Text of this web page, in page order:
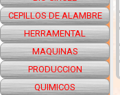
CEPILLOS DE ALAMBRE
HERRAMENTAL
MAQUINAS
PRODUCCION
QUIMICOS